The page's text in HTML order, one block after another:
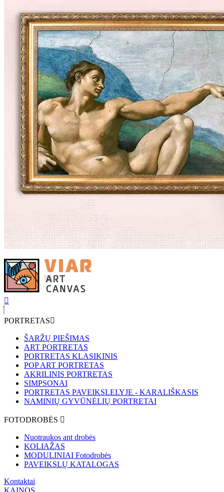
PORTRETAS
ŠARŽŲ PIEŠIMAS
ART PORTRETAS
PORTRETAS KLASIKINIS
POP ART PORTRETAS
AKRILINIS PORTRETAS
SIMPSONAI
PORTRETAS PAVEIKSLELYJE - KARALIŠKASIS
NAMINIŲ GYVŪNĖLIŲ PORTRETAI
FOTODROBĖS
Nuotraukos ant drobės
KOLIAŽAS
MODULINIAI Fotodrobės
PAVEIKSLŲ KATALOGAS
Kontaktai
KAINOS